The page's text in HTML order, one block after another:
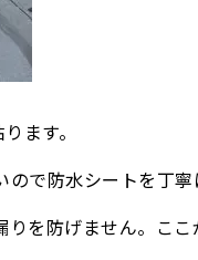
ます。
で防水シートを丁
を防げません。ここ